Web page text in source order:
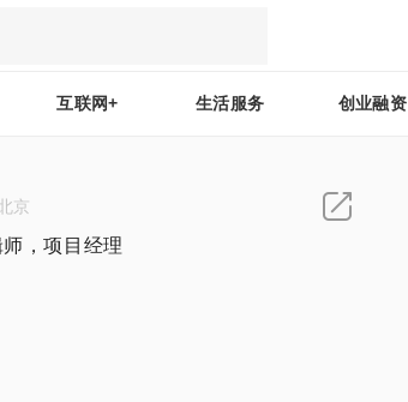
互联网+ 生活服务 创业融资
京
，项目经理